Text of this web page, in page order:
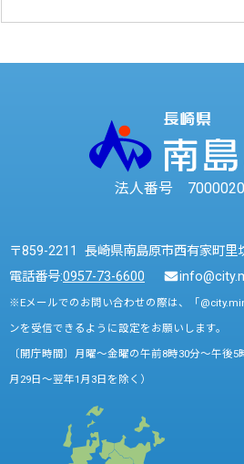
法人番号
〒859-2211 長崎県南島原市西有家町里
電話番号:0957-73-6600
※Eメールでのお問い合わせの際は、「
ンを受信できるように設定をお願いします。
〔開庁時間〕月曜～金曜の午前8時30分～午後
月29日～翌年1月3日を除く）